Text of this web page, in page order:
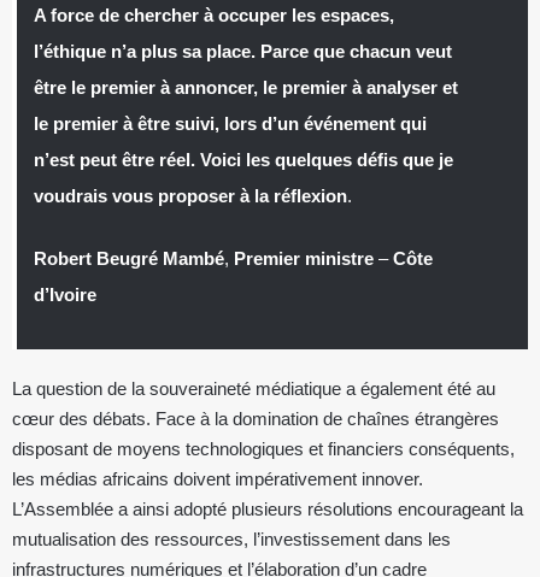
A force de chercher à occuper les espaces,
l’éthique n’a plus sa place. Parce que chacun veut
être le premier à annoncer, le premier à analyser et
le premier à être suivi, lors d’un événement qui
n’est peut être réel. Voici les quelques défis que je
voudrais vous proposer à la réflexion.
Robert Beugré Mambé, Premier ministre–Côte
d’Ivoire
La question de la souveraineté médiatique a également été au
cœur des débats. Face à la domination de chaînes étrangères
disposant de moyens technologiques et financiers conséquents,
les médias africains doivent impérativement innover.
L’Assemblée a ainsi adopté plusieurs résolutions encourageant la
mutualisation des ressources, l’investissement dans les
infrastructures numériques et l’élaboration d’un cadre